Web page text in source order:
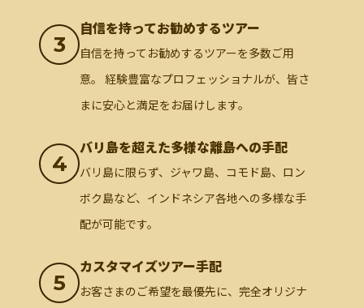
3
自信を持ってお勧めするツアー
自信を持ってお勧めするツアーを多数ご用
意。 経験豊富なプロフェッショナルが、皆さ
まに安心と満足をお届けします。
4
バリ島を超えた多様な離島への手配
バリ島に限らず、ジャワ島、コモド島、ロン
ボク島など、インドネシア各地への多様な手
配が可能です。
5
カスタマイズツアー手配
お客さまのご希望を最優先に、完全オリジナ